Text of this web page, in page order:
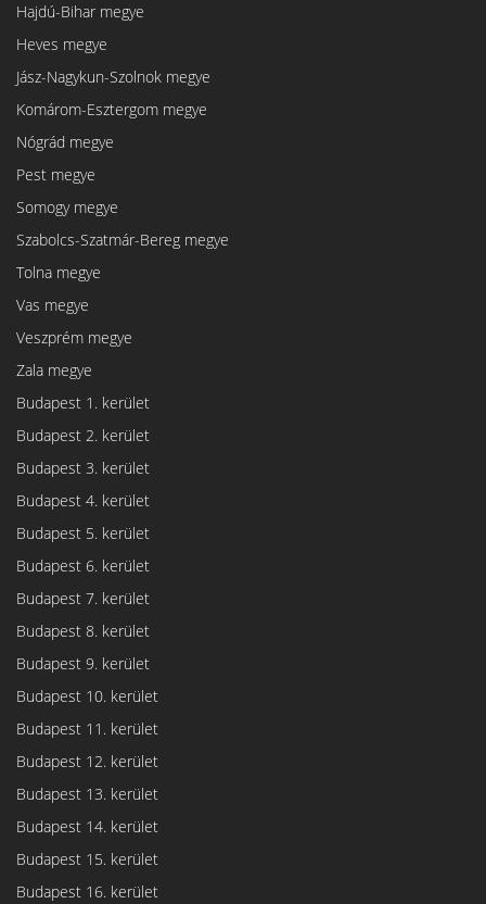
Hajdú-Bihar megye
Heves megye
Jász-Nagykun-Szolnok megye
Komárom-Esztergom megye
Nógrád megye
Pest megye
Somogy megye
Szabolcs-Szatmár-Bereg megye
Tolna megye
Vas megye
Veszprém megye
Zala megye
Budapest 1. kerület
Budapest 2. kerület
Budapest 3. kerület
Budapest 4. kerület
Budapest 5. kerület
Budapest 6. kerület
Budapest 7. kerület
Budapest 8. kerület
Budapest 9. kerület
Budapest 10. kerület
Budapest 11. kerület
Budapest 12. kerület
Budapest 13. kerület
Budapest 14. kerület
Budapest 15. kerület
Budapest 16. kerület